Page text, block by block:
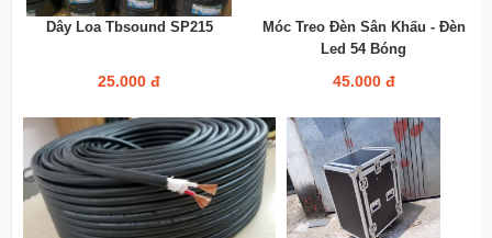
Dây Loa Tbsound SP215
25.000 đ
Móc Treo Đèn Sân Khấu - Đèn
Led 54 Bóng
45.000 đ